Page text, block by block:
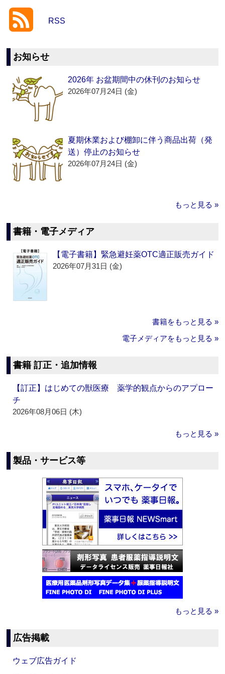
RSS
お知らせ
2026年 お盆期間中の休刊のお知らせ
2026年07月24日 (金)
夏期休業および棚卸に伴う商品出荷（発
送）停止のお知らせ
2026年07月24日 (金)
もっと見る »
書籍・電子メディア
【電子書籍】緊急避妊薬OTC適正販売ガイド
2026年07月31日 (金)
書籍をもっと見る »
電子メディアをもっと見る »
書籍 訂正・追加情報
【訂正】はじめての獣医療 薬学的観点からのアプロー
チ
2026年08月06日 (木)
もっと見る »
製品・サービス等
もっと見る »
広告掲載
ウェブ広告ガイド